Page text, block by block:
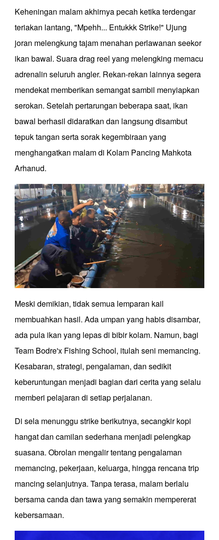
Keheningan malam akhirnya pecah ketika terdengar
teriakan lantang, "Mpehh... Entukkk Strike!" Ujung
joran melengkung tajam menahan perlawanan seekor
ikan bawal. Suara drag reel yang melengking memacu
adrenalin seluruh angler. Rekan-rekan lainnya segera
mendekat memberikan semangat sambil menyiapkan
serokan. Setelah pertarungan beberapa saat, ikan
bawal berhasil didaratkan dan langsung disambut
tepuk tangan serta sorak kegembiraan yang
menghangatkan malam di Kolam Pancing Mahkota
Arhanud.
Meski demikian, tidak semua lemparan kail
membuahkan hasil. Ada umpan yang habis disambar,
ada pula ikan yang lepas di bibir kolam. Namun, bagi
Team Bodre'x Fishing School, itulah seni memancing.
Kesabaran, strategi, pengalaman, dan sedikit
keberuntungan menjadi bagian dari cerita yang selalu
memberi pelajaran di setiap perjalanan.
Di sela menunggu strike berikutnya, secangkir kopi
hangat dan camilan sederhana menjadi pelengkap
suasana. Obrolan mengalir tentang pengalaman
memancing, pekerjaan, keluarga, hingga rencana trip
mancing selanjutnya. Tanpa terasa, malam berlalu
bersama canda dan tawa yang semakin mempererat
kebersamaan.